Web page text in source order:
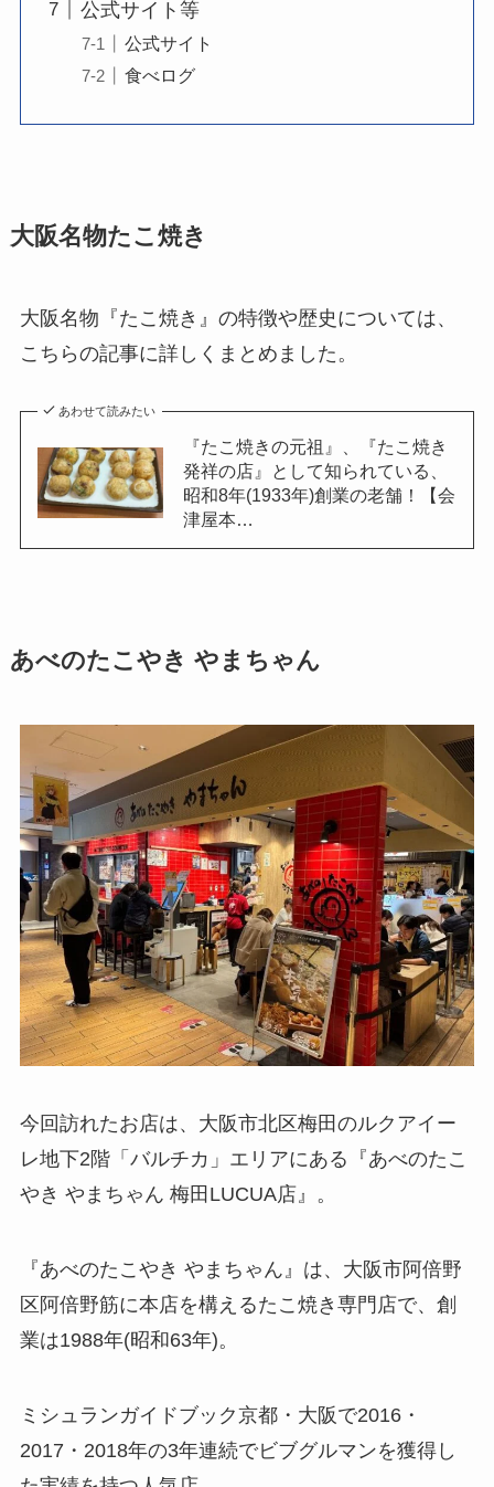
公式サイト等
公式サイト
食べログ
大阪名物たこ焼き
大阪名物『たこ焼き』の特徴や歴史については、
こちらの記事に詳しくまとめました。
あわせて読みたい
『たこ焼きの元祖』、『たこ焼き
発祥の店』として知られている、
昭和8年(1933年)創業の老舗！【会
津屋本…
あべのたこやき やまちゃん
今回訪れたお店は、大阪市北区梅田のルクアイー
レ地下2階「バルチカ」エリアにある『あべのたこ
やき やまちゃん 梅田LUCUA店』。
『あべのたこやき やまちゃん』は、大阪市阿倍野
区阿倍野筋に本店を構えるたこ焼き専門店で、創
業は1988年(昭和63年)。
ミシュランガイドブック京都・大阪で2016・
2017・2018年の3年連続でビブグルマンを獲得し